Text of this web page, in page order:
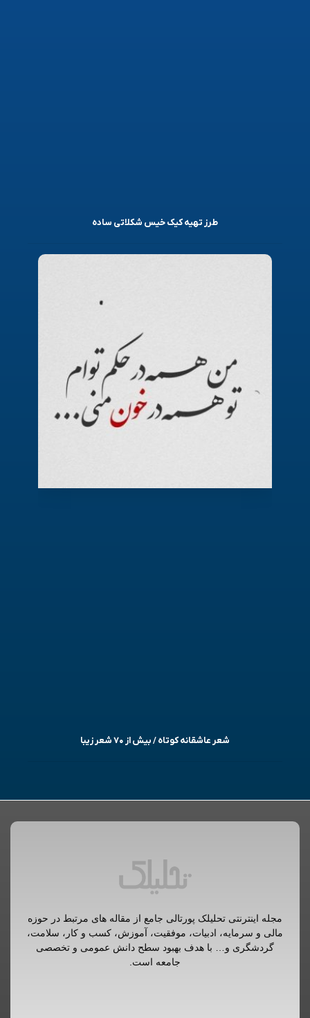
طرز تهیه کیک خیس شکلاتی ساده
شعر عاشقانه کوتاه / بیش از ۷۰ شعر زیبا
مجله اینترنتی تحلیلک پورتالی جامع از مقاله های مرتبط در حوزه
مالی و سرمایه، ادبیات، موفقیت، آموزش، کسب و کار، سلامت،
گردشگری و… با هدف بهبود سطح دانش عمومی و تخصصی
جامعه است.